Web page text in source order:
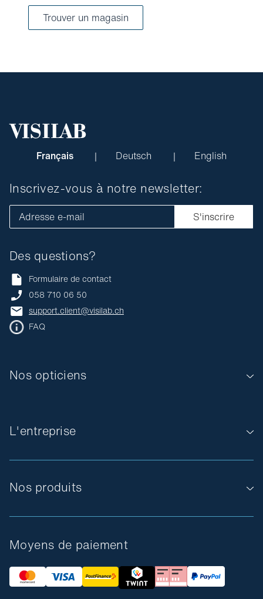
Trouver un magasin
Français Deutsch English
L'entreprise
Nos produits
Nos opticiens
Des questions?
Formulaire de contact
058 710 06 50
support.client@visilab.ch
FAQ
Inscrivez-vous à notre newsletter:
Adresse e-mail S'inscrire
Moyens de paiement